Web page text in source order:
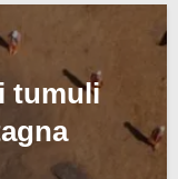
tumuli